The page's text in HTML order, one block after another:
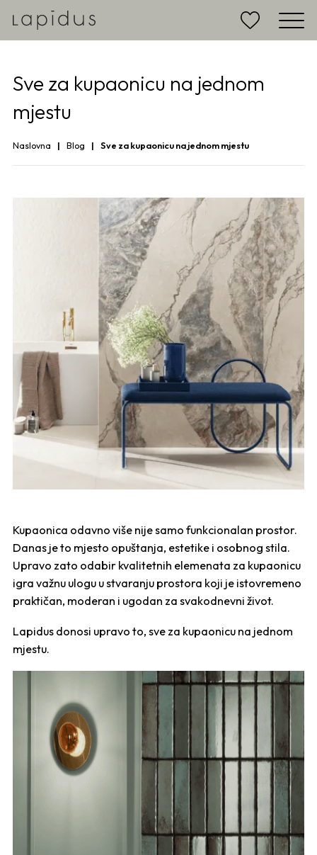
Sve za kupaonicu na jednom
mjestu
Naslovna Blog Sve za kupaonicu na jednom mjestu
Kupaonica odavno više nije samo funkcionalan prostor.
Danas je to mjesto opuštanja, estetike i osobnog stila.
Upravo zato odabir kvalitetnih elemenata za kupaonicu
igra važnu ulogu u stvaranju prostora koji je istovremeno
praktičan, moderan i ugodan za svakodnevni život.
Lapidus donosi upravo to, sve za kupaonicu na jednom
mjestu.